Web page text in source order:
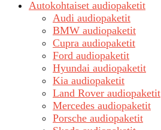
Autokohtaiset audiopaketit
Audi audiopaketit
BMW audiopaketit
Cupra audiopaketit
Ford audiopaketit
Hyundai audiopaketit
Kia audiopaketit
Land Rover audiopaketit
Mercedes audiopaketit
Porsche audiopaketit